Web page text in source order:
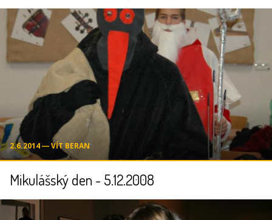
2.6.2014 ― VÍT BERAN
Mikulášský den - 5.12.2008